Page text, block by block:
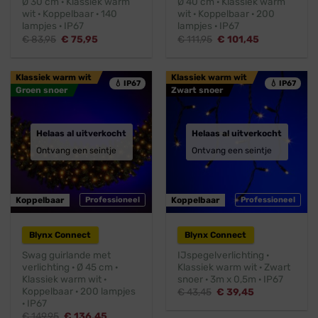
wit · Koppelbaar · 140
lampjes · IP67
€83,95 Oorspronkelijke
€ 75,95
wit · Koppelbaar · 200
lampjes · IP67
€111,95 Oorspronkelijke
€ 101,45
💧 IP67
Professioneel
Klassiek warm wit
Groen snoer
Koppelbaar
Helaas al uitverkocht
Ontvang een seintje
Blynx Connect
Swag guirlande met
verlichting · Ø 45 cm ·
Klassiek warm wit ·
Koppelbaar · 200 lampjes
· IP67
Oorspronkelijke
💧 IP67
Professioneel
Klassiek warm wit
Zwart snoer
Koppelbaar
Helaas al uitverkocht
Ontvang een seintje
Blynx Connect
IJspegelverlichting ·
Klassiek warm wit · Zwart
snoer · 3m x 0,5m · IP67
€43,45 Oorspronkelijke
€ 39,45